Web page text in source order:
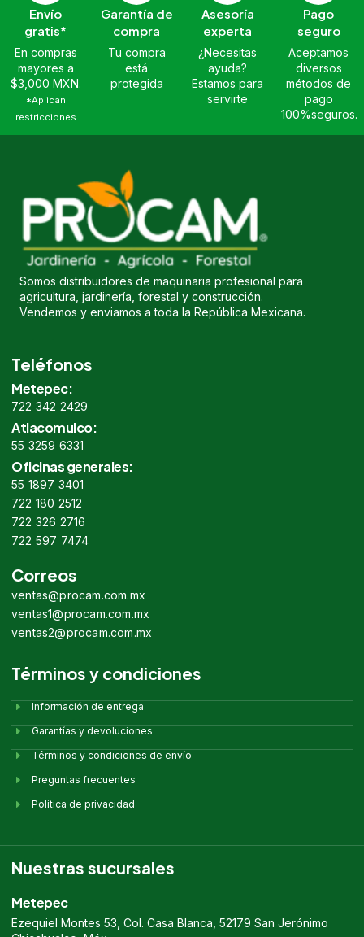
Envío
gratis*
En compras
mayores a
$3,000 MXN.
*Aplican
restricciones
Garantía de
compra
Tu compra
está
protegida
Asesoría
experta
¿Necesitas
ayuda?
Estamos para
servirte
Pago
seguro
Aceptamos
diversos
métodos de
pago
100%seguros.
Somos distribuidores de maquinaria profesional para
agricultura, jardinería, forestal y construcción.
Vendemos y enviamos a toda la República Mexicana.
Teléfonos
Metepec:
722 342 2429
Atlacomulco:
55 3259 6331
Oficinas generales:
55 1897 3401
722 180 2512
722 326 2716
722 597 7474
Correos
ventas@procam.com.mx
ventas1@procam.com.mx
ventas2@procam.com.mx
Términos y condiciones
Información de entrega
Garantías y devoluciones
Términos y condiciones de envío
Preguntas frecuentes
Politica de privacidad
Nuestras sucursales
Metepec
Ezequiel Montes 53, Col. Casa Blanca, 52179 San Jerónimo